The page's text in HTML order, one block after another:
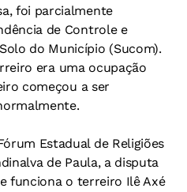
foi parcialmente
de Controle e
do Município (Sucom).
era uma ocupação
começou a ser
Estadual de Religiões
de Paula, a disputa
funciona o terreiro Ilê Axé